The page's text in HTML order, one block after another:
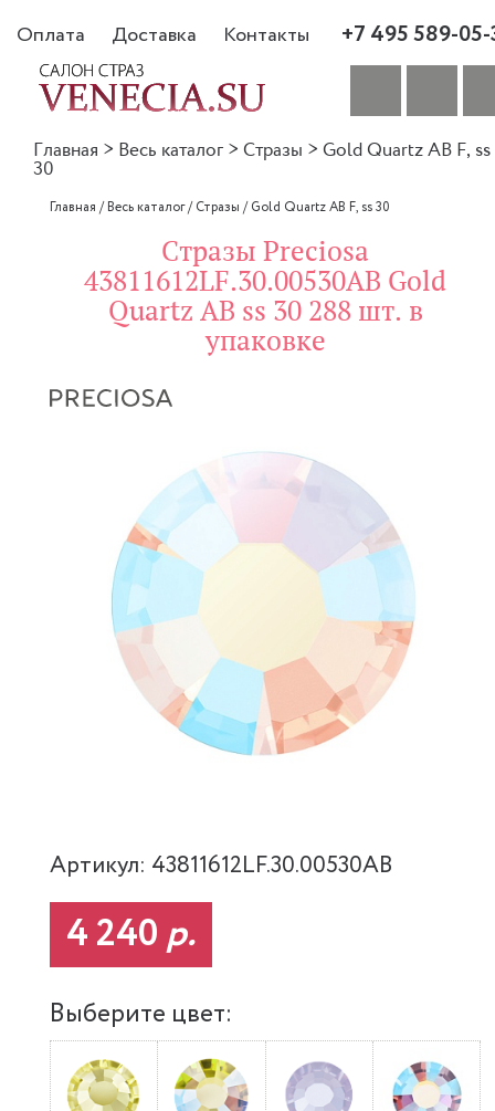
Оплата Доставка Контакты +7 495 589-
Главная > Весь каталог > Стразы > Gold Quartz AB F, ss
30
Главная /Весь каталог/Стразы /Gold Quartz AB F, ss 30
Стразы Preciosa
43811612LF.30.00530AB Gold
Quartz AB ss 30 288 шт. в
упаковке
Артикул: 43811612LF.30.00530AB
4 240р.
Выберите цвет: